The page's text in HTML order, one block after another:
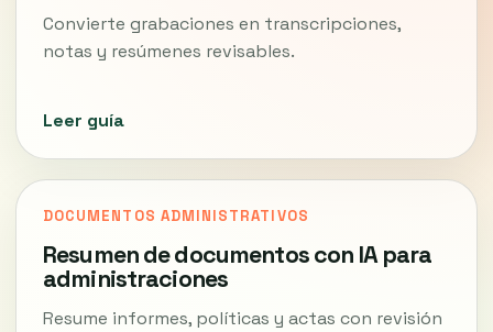
Convierte grabaciones en transcripciones,
notas y resúmenes revisables.
Leer guía
DOCUMENTOS ADMINISTRATIVOS
Resumen de documentos con IA para
administraciones
Resume informes, políticas y actas con revisión